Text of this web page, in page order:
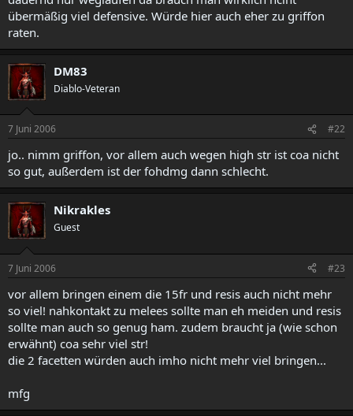
übermäßig viel defensive. Würde hier auch eher zu griffon
raten.
DM83
Diablo-Veteran
7 Juni 2006 #22
jo.. nimm griffon, vor allem auch wegen high str ist coa nicht
so gut, außerdem ist der fohdmg dann schlecht.
Nikrakles
Guest
7 Juni 2006 #23
vor allem bringen einem die 15fr und resis auch nicht mehr
so viel! nahkontakt zu melees sollte man eh meiden und resis
sollte man auch so genug ham. zudem braucht ja (wie schon
erwähnt) coa sehr viel str!
die 2 facetten würden auch imho nicht mehr viel bringen...
mfg